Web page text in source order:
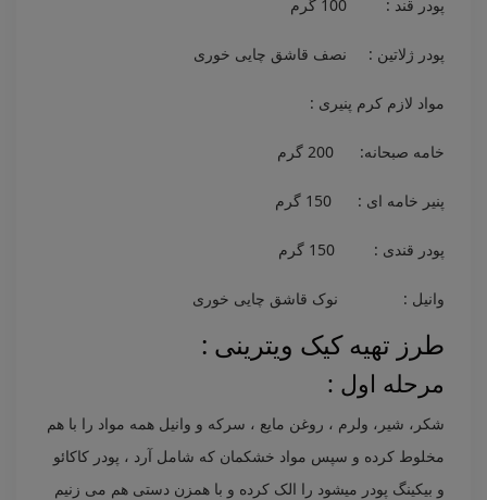
پودر قند : 100 گرم
پودر ژلاتین : نصف قاشق چایی خوری
مواد لازم کرم پنیری :
خامه صبحانه: 200 گرم
پنیر خامه ای : 150 گرم
پودر قندی : 150 گرم
وانیل : نوک قاشق چایی خوری
طرز تهیه کیک ویترینی :
مرحله اول :
شکر، شیر، ولرم ، روغن مایع ، سرکه و وانیل همه مواد را با هم
مخلوط کرده و سپس مواد خشکمان که شامل آرد ، پودر کاکائو
و بیکینگ پودر میشود را الک کرده و با همزن دستی هم می زنیم